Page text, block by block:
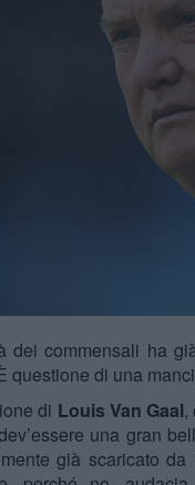
dei commensali ha
questione di una
di Louis Van Gaal,
una gran
già scaricato